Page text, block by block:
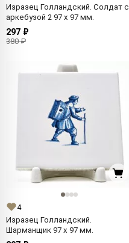
Изразец Голландский. Солдат с
аркебузой 2 97 x 97 мм.
297 ₽
380 ₽
4
Изразец Голландский.
Шарманщик 97 x 97 мм.